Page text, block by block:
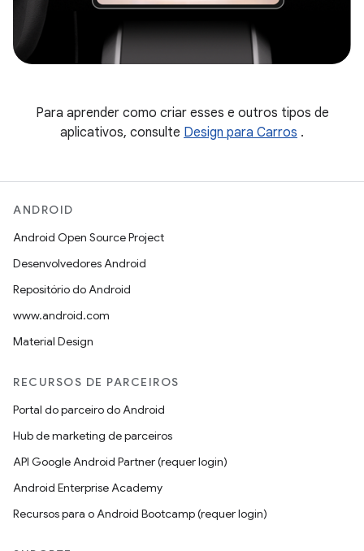
Para aprender como criar esses e outros tipos de
aplicativos, consulte Design para Carros .
ANDROID
Android Open Source Project
Desenvolvedores Android
Repositório do Android
www.android.com
Material Design
RECURSOS DE PARCEIROS
Portal do parceiro do Android
Hub de marketing de parceiros
API Google Android Partner (requer login)
Android Enterprise Academy
Recursos para o Android Bootcamp (requer login)